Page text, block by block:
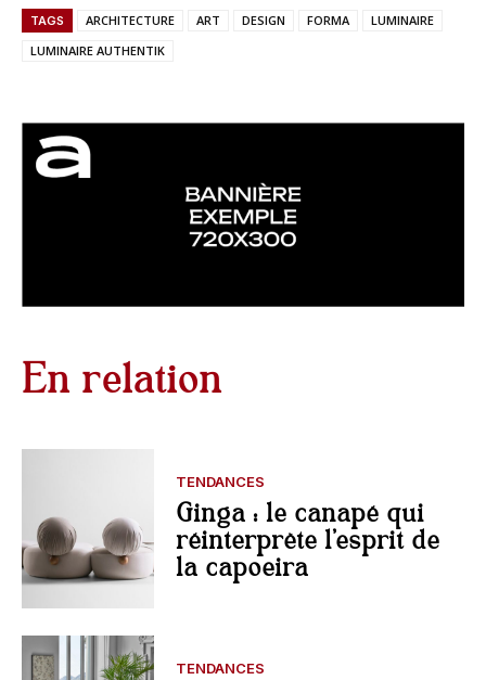
En relation
TENDANCES
Ginga : le canapé qui
réinterprète l’esprit de
la capoeira
TENDANCES
TAGS ARCHITECTURE ART DESIGN FORMA
LUMINAIRE
LUMINAIRE AUTHENTIK